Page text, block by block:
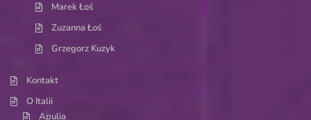
Marek Łoś
Zuzanna Łoś
Grzegorz Kuzyk
Kontakt
O Italii
Apulia